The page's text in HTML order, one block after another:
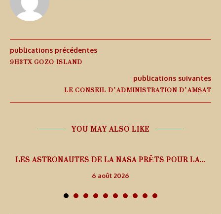
publications précédentes
9H3TX GOZO ISLAND
publications suivantes
LE CONSEIL D’ADMINISTRATION D’AMSAT
YOU MAY ALSO LIKE
LES ASTRONAUTES DE LA NASA PRÊTS POUR LA...
6 août 2026